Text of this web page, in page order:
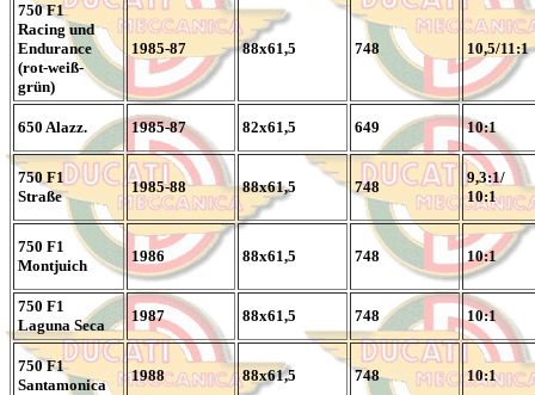
750 F1
Racing und
Endurance
(rot-weiß-
grün)
1985-87 88x61,5 748 10,5/11:1
650 Alazz. 1985-87 82x61,5 649 10:1
750 F1
Straße
1985-88 88x61,5 748
9,3:1/
10:1
750 F1
Montjuich
1986 88x61,5 748 10:1
750 F1
Laguna Seca
1987 88x61,5 748 10:1
750 F1
Santamonica
1988 88x61,5 748 10:1